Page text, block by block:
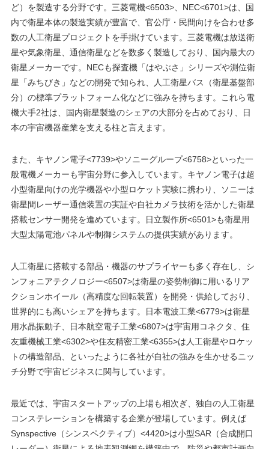
ど）を製造する分野です。三菱電機<6503>、NEC<6701>は、国
内で衛星本体の製造実績が豊富で、官公庁・民間向けを合わせ多
数の人工衛星プロジェクトを手掛けています。三菱電機は放送衛
星や気象衛星、通信衛星などを数多く製造しており、国内最大の
衛星メーカーです。NECも探査機「はやぶさ」シリーズや測位衛
星「みちびき」などの開発で知られ、人工衛星バス（衛星基盤部
分）の標準プラットフォーム化などに強みを持ちます。これら電
機大手2社は、国内衛星製造のシェアの大部分を占めており、日
本の宇宙機器産業を支える柱と言えます。
また、キヤノン電子<7739>やソニーグループ<6758>といった一
般電機メーカーも宇宙分野に参入しています。キヤノン電子は超
小型衛星向けの光学機器や小型ロケット実験に携わり、ソニーは
衛星間レーザー通信装置の実証や自社カメラ技術を活かした衛星
搭載センサー開発を進めています。日立製作所<6501>も衛星用
大型太陽電池パネルや制御システムの提供実績があります。
人工衛星に搭載する部品・機器のサプライヤーも多く存在し、シ
ンフォニアテクノロジー<6507>は衛星の姿勢制御に用いるリア
クションホイール（高精度な回転装置）を開発・供給しており、
世界的にも高いシェアを持ちます。日本電波工業<6779>は衛星
用水晶振動子、日本航空電子工業<6807>は宇宙用コネクタ、住
友重機械工業<6302>や住友精密工業<6355>は人工衛星やロケッ
トの構造部品、といったように各社が自社の強みを生かせるニッ
チ分野で宇宙ビジネスに関与しています。
最近では、宇宙スタートアップの上場も相次ぎ、独自の人工衛星
コンステレーションを構築する企業が登場しています。例えば
Synspective（シンスペクティブ）<4420>は小型SAR（合成開口